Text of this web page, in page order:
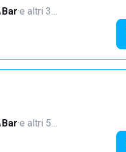
Bar·e altri 3…
Bar·e altri 5…